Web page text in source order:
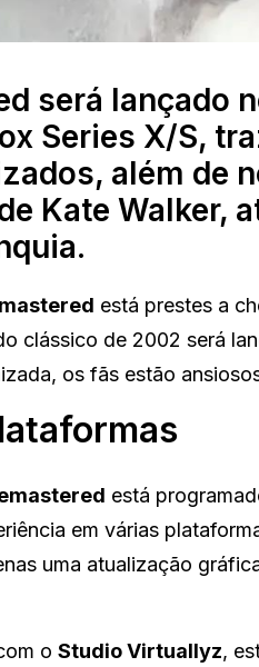
será lançado
Series X/S,
além de
Kate Walker,
está prestes a
clássico de 2002 será
os fãs estão
está
em várias
uma atualização
o Studio Virtuallyz,